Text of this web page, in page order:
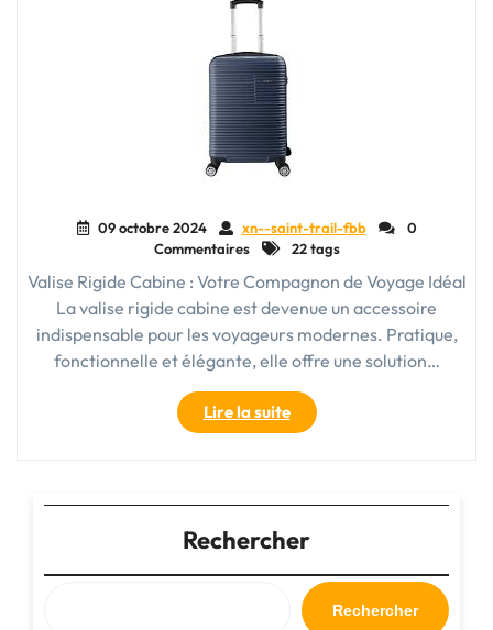
09 octobre 2024 xn--saint-trail-fbb
0
Commentaires
22 tags
Valise Rigide Cabine : Votre Compagnon de Voyage Idéal
La valise rigide cabine est devenue un accessoire
indispensable pour les voyageurs modernes. Pratique,
fonctionnelle et élégante, elle offre une solution…
Lire la suite"La
Valise
Rigide
:
Votre
Compagnon
de
Voyage
Rechercher
Rechercher